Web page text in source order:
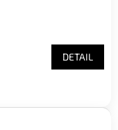
DETAIL